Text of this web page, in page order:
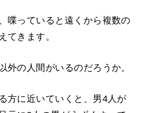
喋っていると遠くから複数の
てきます。
外の人間がいるのだろうか。
方に近いていくと、男4人が